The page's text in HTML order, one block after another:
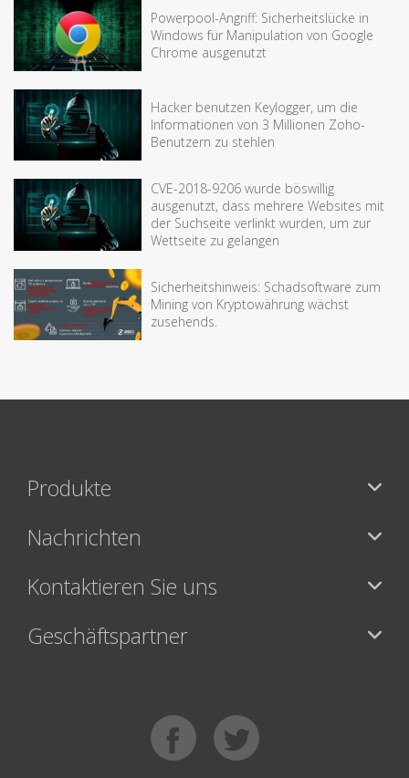
Powerpool-Angriff: Sicherheitslücke in
Windows für Manipulation von Google
Chrome ausgenutzt
Hacker benutzen Keylogger, um die
Informationen von 3 Millionen Zoho-
Benutzern zu stehlen
CVE-2018-9206 wurde böswillig
ausgenutzt, dass mehrere Websites mit
der Suchseite verlinkt wurden, um zur
Wettseite zu gelangen
Sicherheitshinweis: Schadsoftware zum
Mining von Kryptowährung wächst
zusehends.
Produkte
Nachrichten
Kontaktieren Sie uns
Geschäftspartner